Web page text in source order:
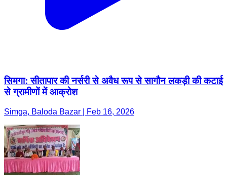
सिमगा: सीतापार की नर्सरी से अवैध रूप से सागौन लकड़ी की कटाई
से ग्रामीणों में आक्रोश
Simga, Baloda Bazar | Feb 16, 2026